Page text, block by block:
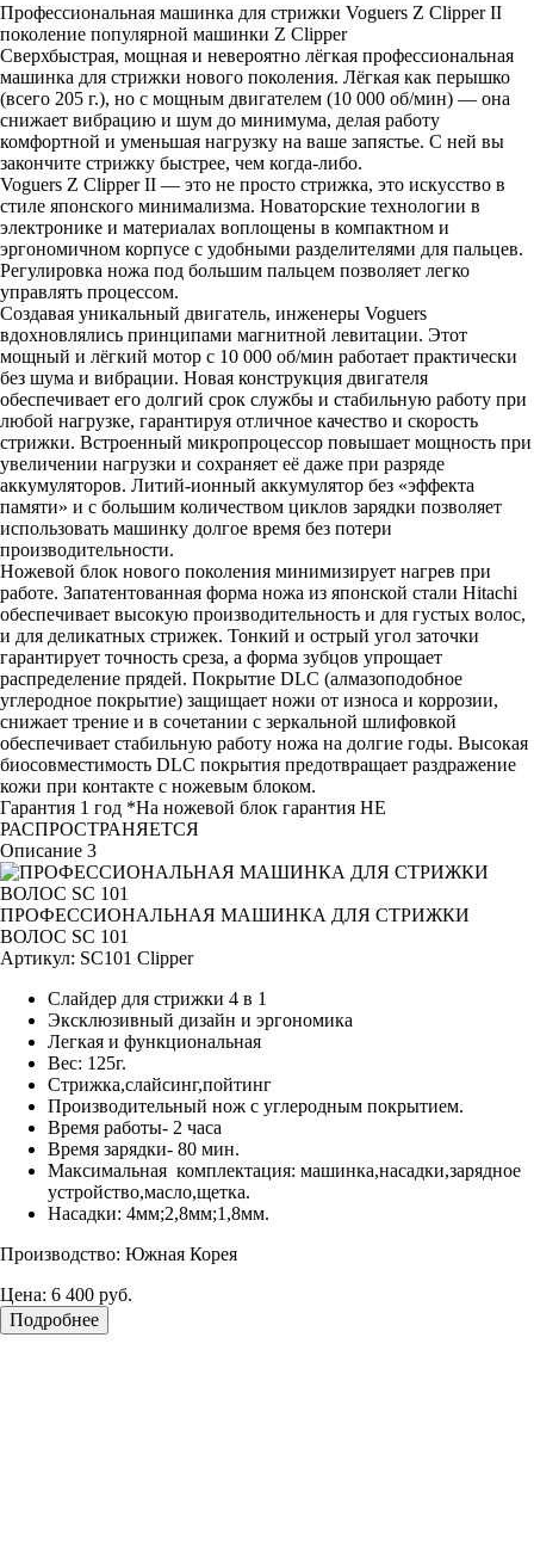
Профессиональная машинка для стрижки Voguers Z Clipper II
поколение популярной машинки Z Clipper
Сверхбыстрая, мощная и невероятно лёгкая профессиональная
машинка для стрижки нового поколения. Лёгкая как перышко
(всего 205 г.), но с мощным двигателем (10 000 об/мин) — она
снижает вибрацию и шум до минимума, делая работу
комфортной и уменьшая нагрузку на ваше запястье. С ней вы
закончите стрижку быстрее, чем когда-либо.
Voguers Z Clipper II — это не просто стрижка, это искусство в
стиле японского минимализма. Новаторские технологии в
электронике и материалах воплощены в компактном и
эргономичном корпусе с удобными разделителями для пальцев.
Регулировка ножа под большим пальцем позволяет легко
управлять процессом.
Создавая уникальный двигатель, инженеры Voguers
вдохновлялись принципами магнитной левитации. Этот
мощный и лёгкий мотор с 10 000 об/мин работает практически
без шума и вибрации. Новая конструкция двигателя
обеспечивает его долгий срок службы и стабильную работу при
любой нагрузке, гарантируя отличное качество и скорость
стрижки. Встроенный микропроцессор повышает мощность при
увеличении нагрузки и сохраняет её даже при разряде
аккумуляторов. Литий-ионный аккумулятор без «эффекта
памяти» и с большим количеством циклов зарядки позволяет
использовать машинку долгое время без потери
производительности.
Ножевой блок нового поколения минимизирует нагрев при
работе. Запатентованная форма ножа из японской стали Hitachi
обеспечивает высокую производительность и для густых волос,
и для деликатных стрижек. Тонкий и острый угол заточки
гарантирует точность среза, а форма зубцов упрощает
распределение прядей. Покрытие DLС (алмазоподобное
углеродное покрытие) защищает ножи от износа и коррозии,
снижает трение и в сочетании с зеркальной шлифовкой
обеспечивает стабильную работу ножа на долгие годы. Высокая
биосовместимость DLС покрытия предотвращает раздражение
кожи при контакте с ножевым блоком.
Гарантия 1 год *На ножевой блок гарантия НЕ
РАСПРОСТРАНЯЕТСЯ
Описание 3
ПРОФЕССИОНАЛЬНАЯ МАШИНКА ДЛЯ СТРИЖКИ
ВОЛОС SC 101
Артикул: SC101 Clipper
Слайдер для стрижки 4 в 1
Эксклюзивный дизайн и эргономика
Легкая и функциональная
Вес: 125г.
Стрижка,слайсинг,пойтинг
Производительный нож с углеродным покрытием.
Время работы- 2 часа
Время зарядки- 80 мин.
Максимальная комплектация: машинка,насадки,зарядное
устройство,масло,щетка.
Насадки: 4мм;2,8мм;1,8мм.
Производство: Южная Корея
Цена: 6 400 руб.
Подробнее